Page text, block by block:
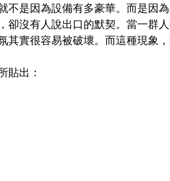
不是因為設備有多豪華。而是因為
卻沒有人說出口的默契。當一群
其實很容易被破壞。而這種現象
貼出：